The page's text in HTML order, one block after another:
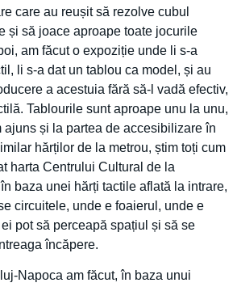
care au reușit să rezolve cubul
și să joace aproape toate jocurile
am făcut o expoziție unde li s-a
li s-a dat un tablou ca model, și au
a acestuia fără să-l vadă efectiv,
Tablourile sunt aproape unu la unu,
ajuns și la partea de accesibilizare în
hărților de la metrou, știm toți cum
harta Centrului Cultural de la
baza unei hărți tactile aflată la intrare,
circuitele, unde e foaierul, unde e
pot să perceapă spațiul și să se
încăpere.
Napoca am făcut, în baza unui